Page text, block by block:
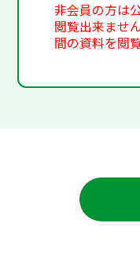
非会員の方は
閲覧出来ませ
間の資料を閲